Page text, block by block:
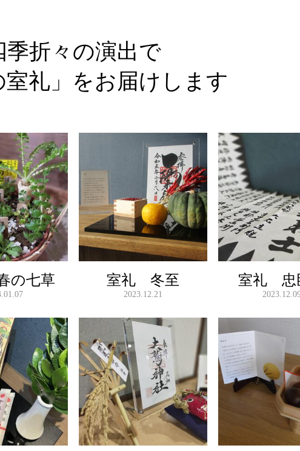
季折々の演出で
室礼」をお届けします
の七草 室礼 冬至
2023.12.21
室礼 忠